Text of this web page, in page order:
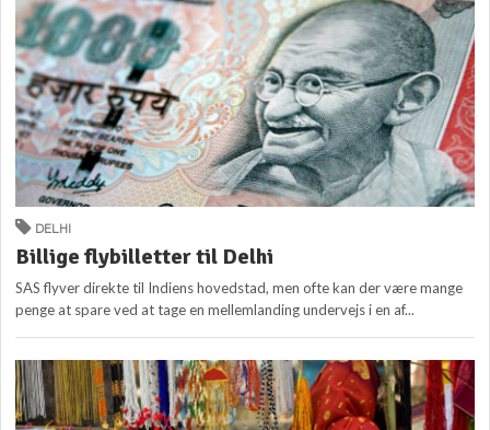
DELHI
Billige flybilletter til Delhi
SAS flyver direkte til Indiens hovedstad, men ofte kan der være mange
penge at spare ved at tage en mellemlanding undervejs i en af...